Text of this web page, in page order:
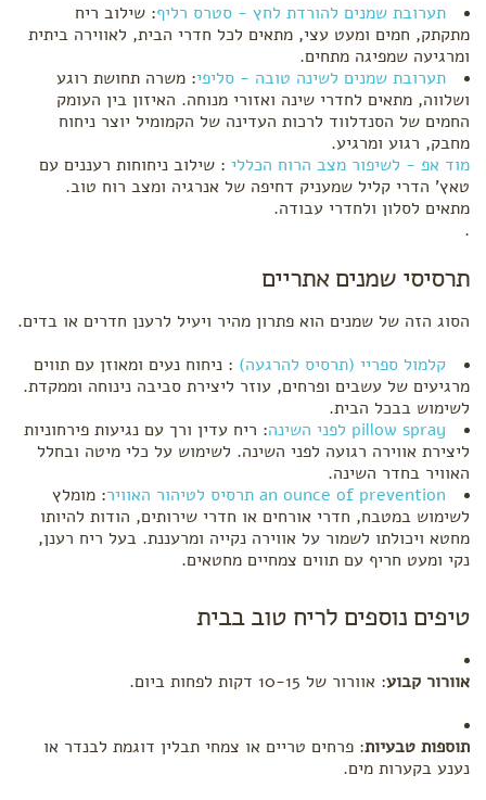
תערובת שמנים להורדת לחץ - סטרס רליף: שילוב ריח
מתקתק, חמים ומעט עצי, מתאים לכל חדרי הבית, לאווירה ביתית
ומרגיעה שמפיגה מתחים.
תערובת שמנים לשינה טובה - סליפי: משרה תחושת רוגע
ושלווה, מתאים לחדרי שינה ואזורי מנוחה. האיזון בין העומק
החמים של הסנדלווד לרכות העדינה של הקמומיל יוצר ניחוח
מחבק, רגוע ומרגיע.
מוד אפ - לשיפור מצב הרוח הכללי : שילוב ניחוחות רעננים עם
טאץ' הדרי קליל שמעניק דחיפה של אנרגיה ומצב רוח טוב.
מתאים לסלון ולחדרי עבודה.
.
תרסיסי שמנים אתריים
הסוג הזה של שמנים הוא פתרון מהיר ויעיל לרענן חדרים או בדים.
קלמול ספריי (תרסיס להרגעה) : ניחוח נעים ומאוזן עם תווים
מרגיעים של עשבים ופרחים, עוזר ליצירת סביבה נינוחה וממקדת.
לשימוש בבכל הבית.
pillow spray לפני השינה
: ריח עדין ורך עם נגיעות פירחוניות
ליצירת אווירה רגועה לפני השינה. לשימוש על כלי מיטה ובחלל
האוויר בחדר השינה.
an ounce of prevention תרסיס לטיהור האוויר
: מומלץ
לשימוש במטבח, חדרי אורחים או חדרי שירותים, הודות להיותו
מחטא ויכולתו לשמור על אווירה נקייה ומרעננת. בעל ריח רענן,
נקי ומעט חריף עם תווים צמחיים מחטאים.
טיפים נוספים לריח טוב בבית
אוורור קבוע: אוורור של 10-15 דקות לפחות ביום.
תוספות טבעיות: פרחים טריים או צמחי תבלין דוגמת לבנדר או
נענע בקערות מים.